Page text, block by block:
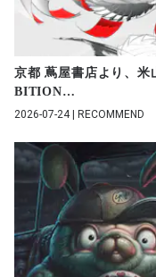
京都 蔦屋書店より、
BITION…
2026-07-24 | RECOMMEND